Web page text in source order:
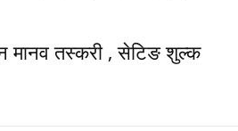
मानव तस्करी , सेटिङ शुल्क